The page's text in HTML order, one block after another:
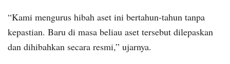
“Kami mengurus hibah aset ini bertahun-tahun tanpa
kepastian. Baru di masa beliau aset tersebut dilepaskan
dan dihibahkan secara resmi,” ujarnya.